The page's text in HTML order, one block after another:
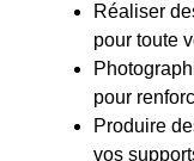
Réaliser
pour toute
pour
Produire
vos